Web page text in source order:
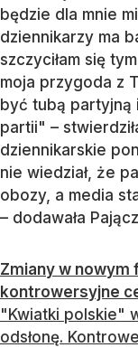
będzie dla mnie
dziennikarzy ma
szczyciłam się
moja przygoda z
być tubą partyjną
partii" –
dziennikarskie
nie wiedział, że
obozy, a media
– dodawała
Zmiany w nowym
kontrowersyjne
"Kwiatki polskie"
odsłonę.